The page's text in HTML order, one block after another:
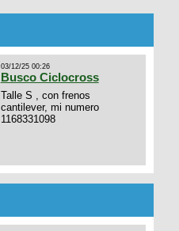
03/12/25 00:26
Busco Ciclocross
Talle S , con frenos
cantilever, mi numero
1168331098